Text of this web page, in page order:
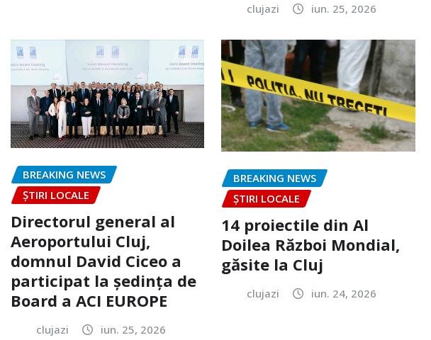
clujazi iun. 25, 2026
BREAKING NEWS
ȘTIRI LOCALE
Directorul general al
Aeroportului Cluj,
domnul David Ciceo a
participat la ședința de
Board a ACI EUROPE
clujazi iun. 25, 2026
BREAKING NEWS
ȘTIRI LOCALE
14 proiectile din Al
Doilea Război Mondial,
găsite la Cluj
clujazi iun. 24, 2026